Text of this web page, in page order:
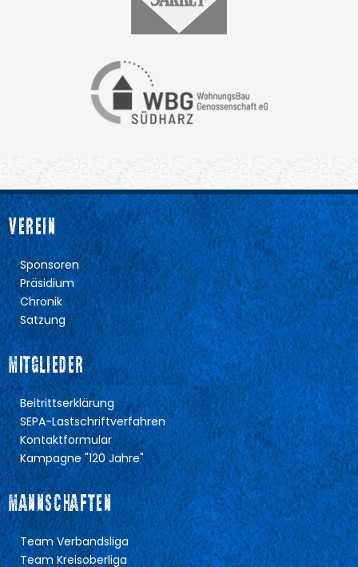
VEREIN
Sponsoren
Präsidium
Chronik
Satzung
MITGLIEDER
Beitrittserklärung
SEPA-Lastschriftverfahren
Kontaktformular
Kampagne "120 Jahre"
MANNSCHAFTEN
Team Verbandsliga
Team Kreisoberliga